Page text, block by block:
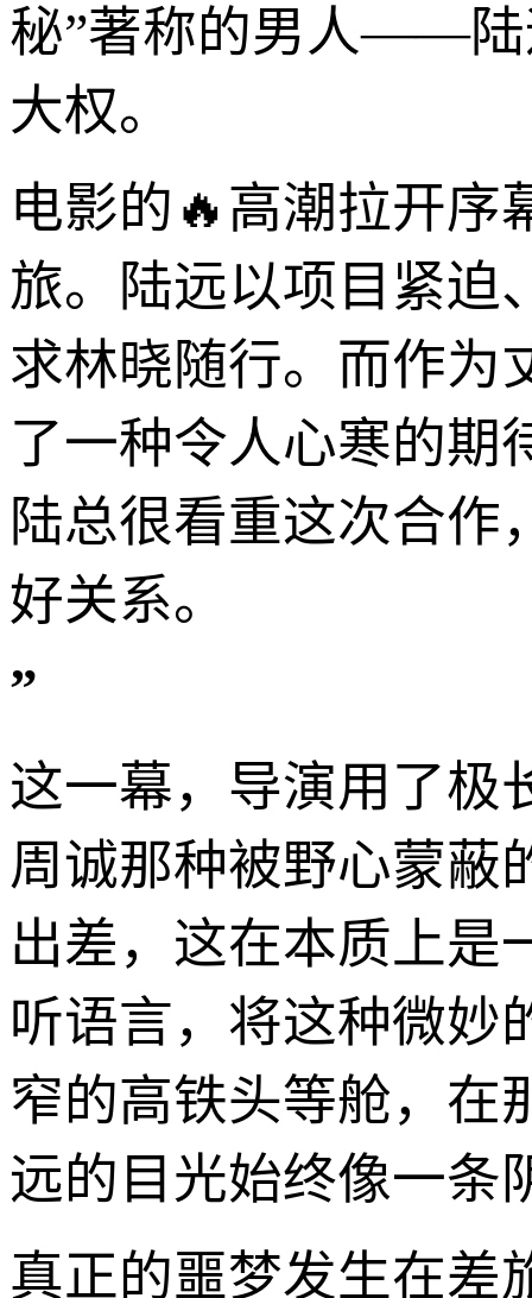
秘”著称的男人——陆
大权。
电影的🔥高潮拉开序
旅。陆远以项目紧迫
求林晓随行。而作为
了一种令人心寒的期
陆总很看重这次合作
好关系。
”
这一幕，导演用了极
周诚那种被野心蒙蔽
出差，这在本质上是
听语言，将这种微妙
窄的高铁头等舱，在
远的目光始终像一条
真正的噩梦发生在差